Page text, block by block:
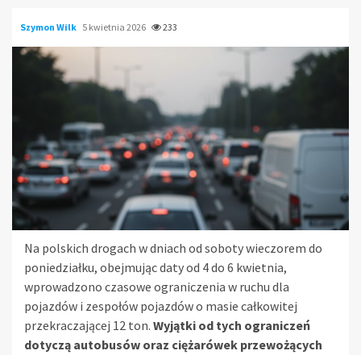
Szymon Wilk 5 kwietnia 2026 233
Na polskich drogach w dniach od soboty wieczorem do
poniedziałku, obejmując daty od 4 do 6 kwietnia,
wprowadzono czasowe ograniczenia w ruchu dla
pojazdów i zespołów pojazdów o masie całkowitej
przekraczającej 12 ton. Wyjątki od tych ograniczeń
dotyczą autobusów oraz ciężarówek przewożących